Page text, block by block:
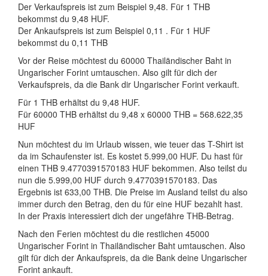
Der Verkaufspreis ist zum Beispiel 9,48. Für 1 THB
bekommst du 9,48 HUF.
Der Ankaufspreis ist zum Beispiel 0,11 . Für 1 HUF
bekommst du 0,11 THB
Vor der Reise möchtest du 60000 Thailändischer Baht in
Ungarischer Forint umtauschen. Also gilt für dich der
Verkaufspreis, da die Bank dir Ungarischer Forint verkauft.
Für 1 THB erhältst du 9,48 HUF.
Für 60000 THB erhältst du 9,48 x 60000 THB = 568.622,35
HUF
Nun möchtest du im Urlaub wissen, wie teuer das T-Shirt ist
da im Schaufenster ist. Es kostet 5.999,00 HUF. Du hast für
einen THB 9.4770391570183 HUF bekommen. Also teilst du
nun die 5.999,00 HUF durch 9.4770391570183. Das
Ergebnis ist 633,00 THB. Die Preise im Ausland teilst du also
immer durch den Betrag, den du für eine HUF bezahlt hast.
In der Praxis interessiert dich der ungefähre THB-Betrag.
Nach den Ferien möchtest du die restlichen 45000
Ungarischer Forint in Thailändischer Baht umtauschen. Also
gilt für dich der Ankaufspreis, da die Bank deine Ungarischer
Forint ankauft.